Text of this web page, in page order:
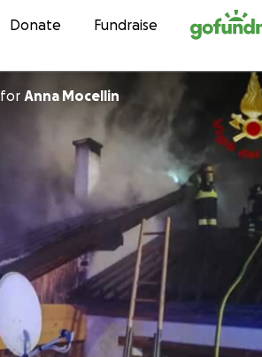
Skip to content
Donate Fundraise
for Anna Mocellin